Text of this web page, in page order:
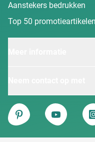
Aanstekers bedrukken
Top 50 promotieartikelen
Van Heijster
Pinterest
YouTube